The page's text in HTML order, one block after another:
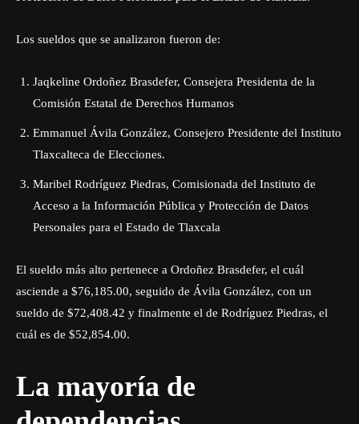
Los sueldos que se analizaron fueron de:
Jaqkeline Ordoñez Brasdefer, Consejera Presidenta de la
Comisión Estatal de Derechos Humanos
Emmanuel Ávila González, Consejero Presidente del Instituto
Tlaxcalteca de Elecciones.
Maribel Rodríguez Piedras, Comisionada del Instituto de
Acceso a la Información Pública y Protección de Datos
Personales para el Estado de Tlaxcala
El sueldo más alto pertenece a Ordoñez Brasdefer, el cuál
asciende a $76,185.00, seguido de Ávila González, con un
sueldo de $72,408.42 y finalmente el de Rodríguez Piedras, el
cuál es de $52,854.00.
La mayoría de